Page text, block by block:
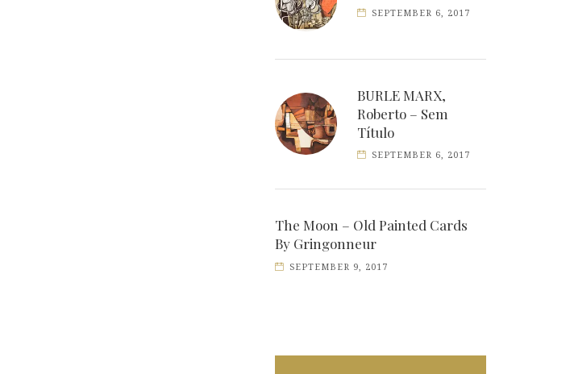
SEPTEMBER 6, 2017
BURLE MARX,
Roberto – Sem
Título
SEPTEMBER 6, 2017
The Moon – Old Painted Cards
By Gringonneur
SEPTEMBER 9, 2017